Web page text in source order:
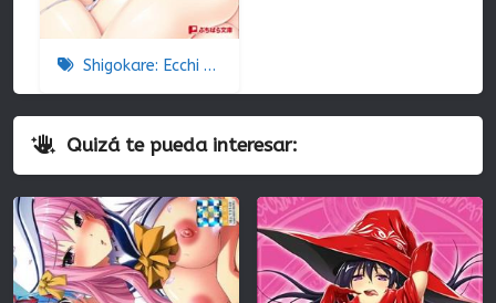
Shigokare: Ecchi na Joshi Daisei to Doki x2 Love Lesson!! The Animation
Quizá te pueda interesar: